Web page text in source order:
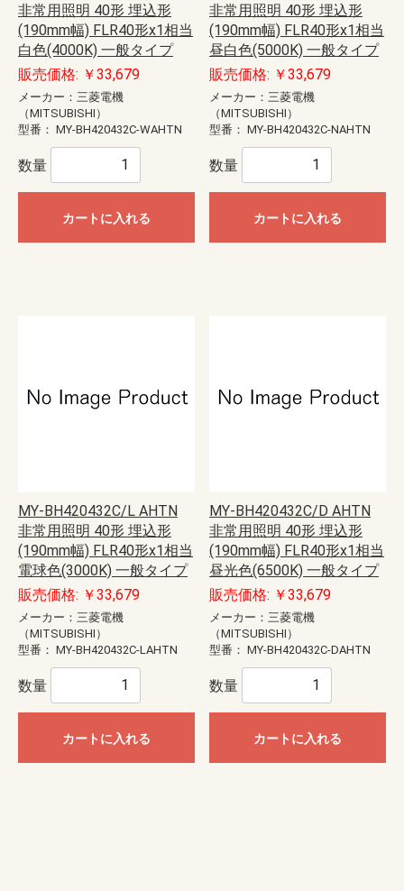
非常用照明 40形 埋込形
(190mm幅) FLR40形x1相当
白色(4000K) 一般タイプ
販売価格: ￥33,679
メーカー：三菱電機
（MITSUBISHI）
型番： MY-BH420432C-WAHTN
数量
カートに入れる
非常用照明 40形 埋込形
(190mm幅) FLR40形x1相当
昼白色(5000K) 一般タイプ
販売価格: ￥33,679
メーカー：三菱電機
（MITSUBISHI）
型番： MY-BH420432C-NAHTN
数量
カートに入れる
MY-BH420432C/L AHTN
非常用照明 40形 埋込形
(190mm幅) FLR40形x1相当
電球色(3000K) 一般タイプ
販売価格: ￥33,679
メーカー：三菱電機
（MITSUBISHI）
型番： MY-BH420432C-LAHTN
数量
カートに入れる
MY-BH420432C/D AHTN
非常用照明 40形 埋込形
(190mm幅) FLR40形x1相当
昼光色(6500K) 一般タイプ
販売価格: ￥33,679
メーカー：三菱電機
（MITSUBISHI）
型番： MY-BH420432C-DAHTN
数量
カートに入れる